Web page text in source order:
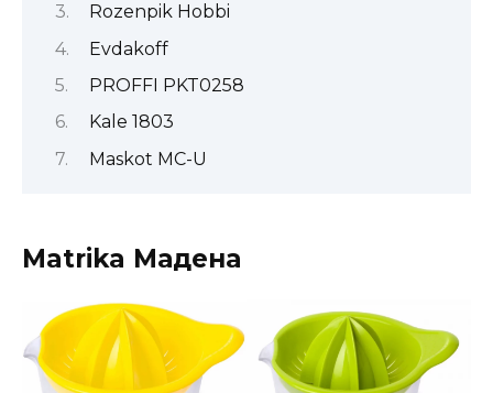
Rozenpik Hobbi
Evdakoff
PROFFI PKT0258
Kale 1803
Maskot MC-U
Matrika Мадена